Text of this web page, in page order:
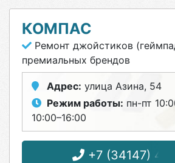
КОМПАС
Ремонт джойстиков
премиальных брендов
Адрес: улица Азина, 54
Режим работы: пн-пт
10:00–16:00
+7 (34147) 4-